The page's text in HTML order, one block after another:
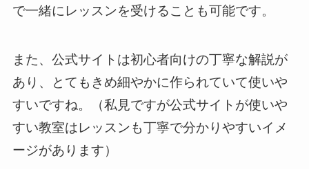
で一緒にレッスンを受けることも可能です。
また、公式サイトは初心者向けの丁寧な解説が
あり、とてもきめ細やかに作られていて使いや
すいですね。（私見ですが公式サイトが使いや
すい教室はレッスンも丁寧で分かりやすいイメ
ージがあります）